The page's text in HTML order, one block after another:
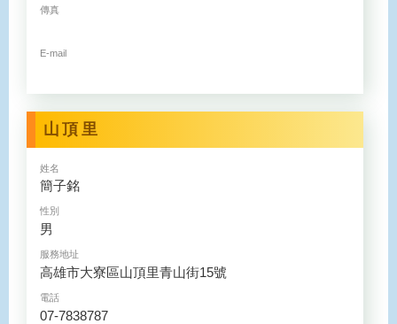
傳真
E-mail
山頂里
姓名
簡子銘
性別
男
服務地址
高雄市大寮區山頂里青山街15號
電話
07-7838787